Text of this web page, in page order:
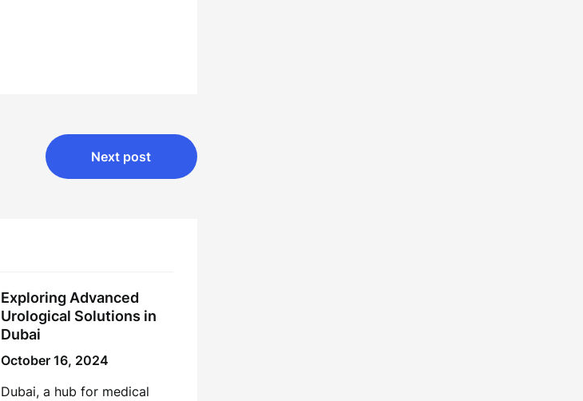
Next post
Exploring Advanced
Urological Solutions in
Dubai
October 16, 2024
Dubai, a hub for medical